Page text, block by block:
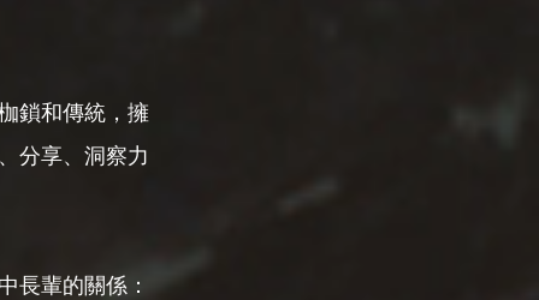
鎖和傳統，擁
分享、洞察力
長輩的關係：